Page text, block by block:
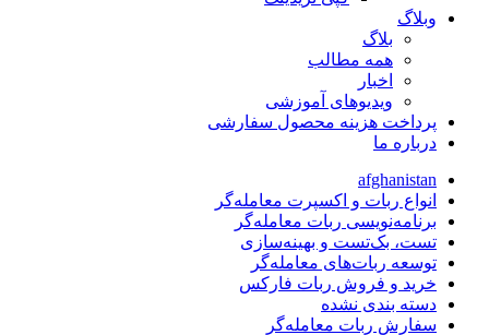
وبلاگ
بلاگ
همه مطالب
اخبار
ویدیوهای آموزشی
پرداخت هزینه محصول سفارشی
درباره ما
afghanistan
انواع ربات و اکسپرت معامله‌گر
برنامه‌نویسی ربات معامله‌گر
تست، بک‌تست و بهینه‌سازی
توسعه ربات‌های معامله‌گر
خرید و فروش ربات فارکس
دسته بندی نشده
سفارش ربات معامله‌گر